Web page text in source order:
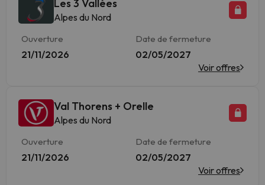
Les 3 Vallées
Alpes du Nord
Ouverture
21/11/2026
Date de fermeture
02/05/2027
Voir offres
Val Thorens + Orelle
Alpes du Nord
Ouverture
21/11/2026
Date de fermeture
02/05/2027
Voir offres